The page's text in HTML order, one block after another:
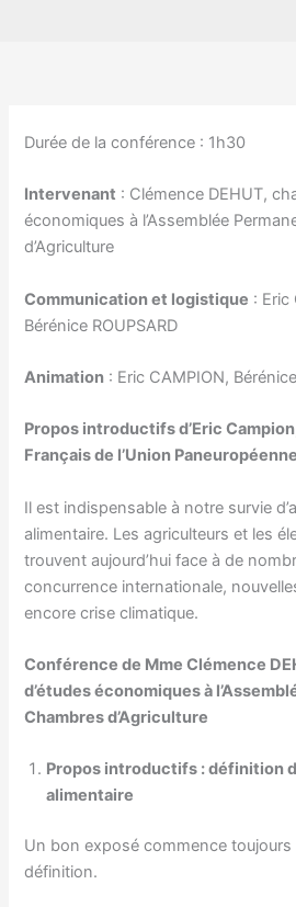
Durée de la conférence : 1h30
Intervenant : Clémence DEHUT,
économiques à l’Assemblée
d’Agriculture
Communication et logistique : Eric
Bérénice ROUPSARD
Animation : Eric CAMPION,
Propos introductifs d’Eric
Français de l’Union Paneuropéenne
Il est indispensable à notre survie
alimentaire. Les agriculteurs et les
trouvent aujourd’hui face à de
concurrence internationale,
encore crise climatique.
Conférence de Mme Clémence
d’études économiques à
Chambres d’Agriculture
Propos introductifs : définition
alimentaire
Un bon exposé commence
définition.